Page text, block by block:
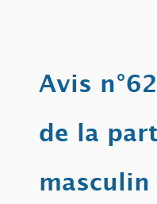
Avis
de la